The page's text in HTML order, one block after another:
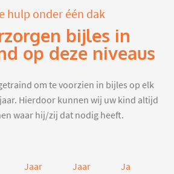
hulp onder één dak
bijles in
op deze niveaus
om te voorzien in bijles op elk
Hierdoor kunnen wij uw kind altijd
waar hij/zij dat nodig heeft.
Jaar
Jaar
Jaar